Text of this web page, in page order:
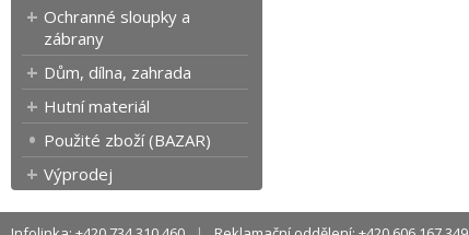
Ochranné sloupky a
zábrany
Dům, dílna, zahrada
Hutní materiál
Použité zboží (BAZAR)
Výprodej